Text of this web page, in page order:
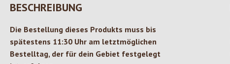
BESCHREIBUNG
Die Bestellung dieses Produkts muss bis
spätestens 11:30 Uhr am letztmöglichen
Bestelltag, der für dein Gebiet festgelegt